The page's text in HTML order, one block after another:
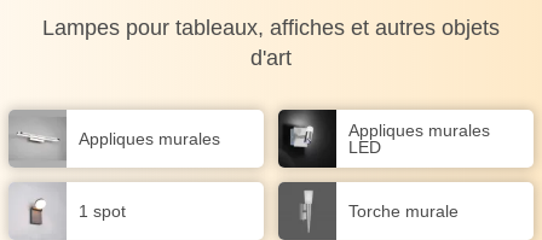
Lampes pour tableaux, affiches et autres objets
d'art
Appliques murales
Appliques murales
LED
1 spot Torche murale